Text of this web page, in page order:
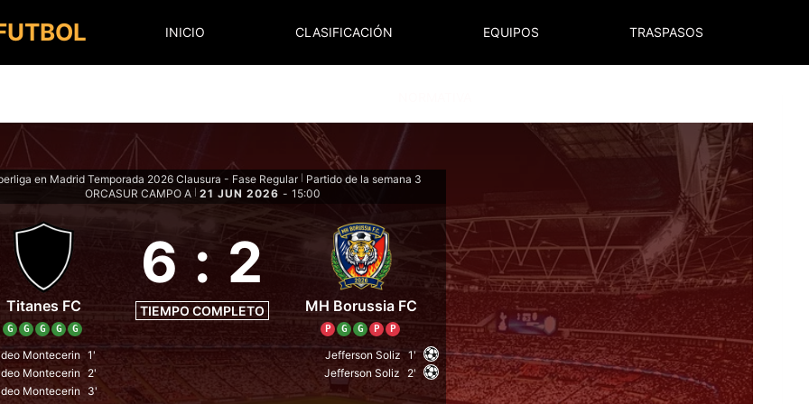
INICIO CLASIFICACIÓN EQUIPOS TRASPASOS
en Madrid Temporada 2026 Clausura - Fase Regular
Partido de la semana 3
ORCASUR CAMPO A
21 JUN 2026 - 15:00
Titanes FC
G G G G G
6 : 2
TIEMPO COMPLETO MH Borussia FC
P G G P P
Montecerin 1'
Montecerin
2'
Montecerin 3'
Jefferson Soliz 1'
Jefferson Soliz
2'